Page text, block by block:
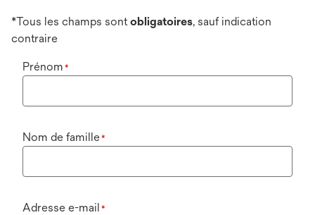
*Tous les champs sontobligatoires, sauf indication
contraire
Prénom *
Nom de famille*
Adresse e-mail *